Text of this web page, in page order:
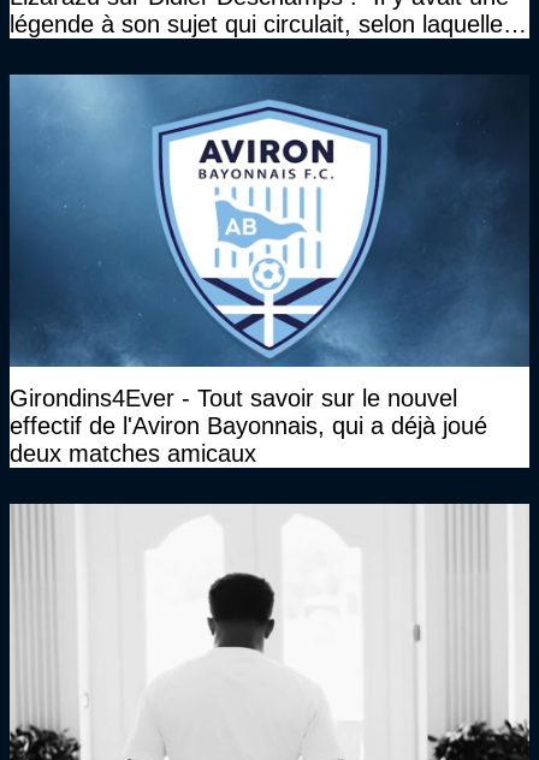
légende à son sujet qui circulait, selon laquelle il
Girondins4Ever - Tout savoir sur le nouvel
effectif de l'Aviron Bayonnais, qui a déjà joué
deux matches amicaux